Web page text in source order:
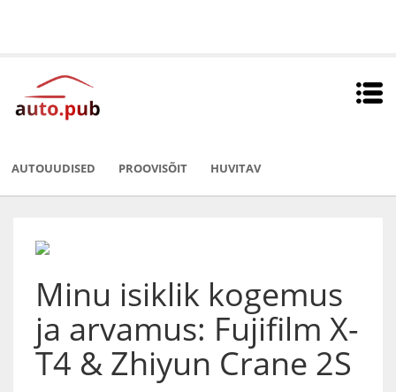
AUTOUUDISED PROOVISÕIT HUVITAV
Minu isiklik kogemus
ja arvamus: Fujifilm X-
T4 & Zhiyun Crane 2S